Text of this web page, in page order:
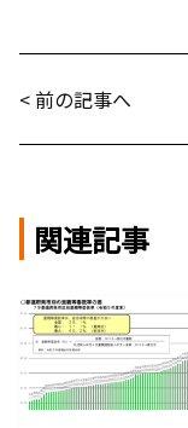
< 前の記事へ
関連記事